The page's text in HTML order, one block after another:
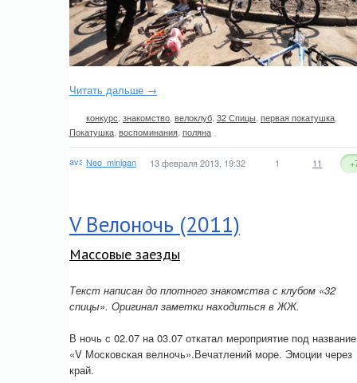
Читать дальше →
конкурс знакомство велоклуб 32 Спицы первая покатушка
Покатушка воспоминания поляна
Neo_minigan 13 февраля 2013, 19:32 1 11
V Велоночь (2011)
Массовые заезды
Текст написан до плотного знакомства с клубом «32
спицы». Оригинал заметки находиться в ЖЖ.
В ночь с 02.07 на 03.07 откатал мероприятие под
«V Московская велночь».Вечатлений море. Эмоции через
край.